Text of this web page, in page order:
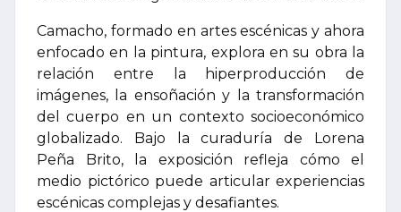
Camacho, formado en artes escénicas y ahora
enfocado en la pintura, explora en su obra la
relación entre la hiperproducción de
imágenes, la ensoñación y la transformación
del cuerpo en un contexto socioeconómico
globalizado. Bajo la curaduría de Lorena
Peña Brito, la exposición refleja cómo el
medio pictórico puede articular experiencias
escénicas complejas y desafiantes.